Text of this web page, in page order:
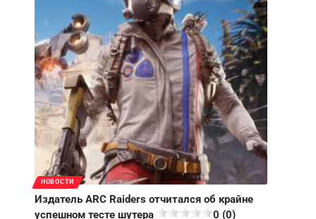
НОВОСТИ
Издатель ARC Raiders отчитался об крайне
успешном тесте шутера
0 (0)